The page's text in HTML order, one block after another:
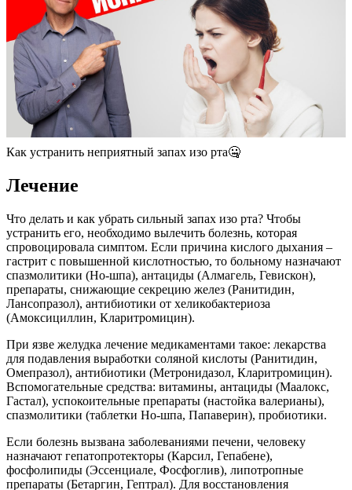
Как устранить неприятный запах изо рта🤐
Лечение
Что делать и как убрать сильный запах изо рта? Чтобы
устранить его, необходимо вылечить болезнь, которая
спровоцировала симптом. Если причина кислого дыхания –
гастрит с повышенной кислотностью, то больному назначают
спазмолитики (Но-шпа), антациды (Алмагель, Гевискон),
препараты, снижающие секрецию желез (Ранитидин,
Лансопразол), антибиотики от хеликобактериоза
(Амоксициллин, Кларитромицин).
При язве желудка лечение медикаментами такое: лекарства
для подавления выработки соляной кислоты (Ранитидин,
Омепразол), антибиотики (Метронидазол, Кларитромицин).
Вспомогательные средства: витамины, антациды (Маалокс,
Гастал), успокоительные препараты (настойка валерианы),
спазмолитики (таблетки Но-шпа, Папаверин), пробиотики.
Если болезнь вызвана заболеваниями печени, человеку
назначают гепатопротекторы (Карсил, Гепабене),
фосфолипиды (Эссенциале, Фосфоглив), липотропные
препараты (Бетаргин, Гептрал). Для восстановления